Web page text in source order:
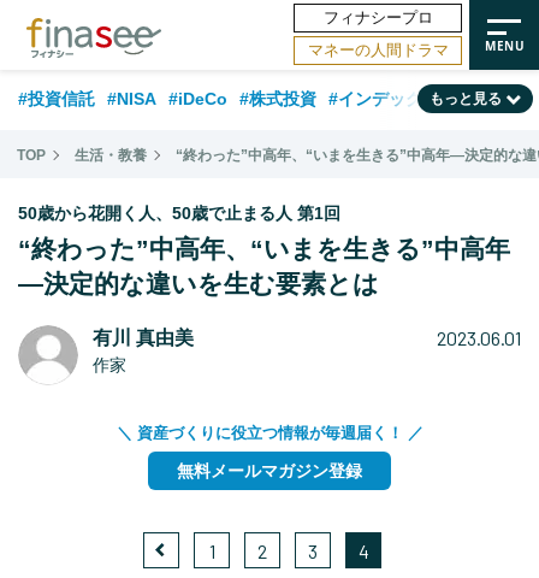
フィナシープロ
マネーの人間ドラマ
#投資信託 #NISA #iDeCo #株式投資 #インデックスファンド
#相談事例 #相続・贈与 #FP #新NISA #積立投資 #30代
#フィナンシャル・ウェルビーイング #企業型DC #退職金 #50代
#老後 #データ・調査 #金融用語解説 #話題の企業
もっと見る
TOP 生活・教養 “終わった”中高年、“いまを生きる”中高年―決定的な
50歳から花開く人、50歳で止まる人 第1回
“終わった”中高年、“いまを生きる”中高年
―決定的な違いを生む要素とは
有川 真由美
作家
2023.06.01
＼ 資産づくりに役立つ情報が毎週届く！ ／
無料メールマガジン登録
1 2 3 4